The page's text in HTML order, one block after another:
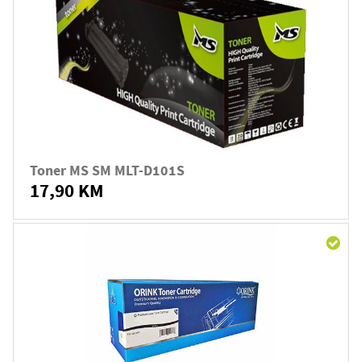
Toner MS SM MLT-D101S
17,90 KM